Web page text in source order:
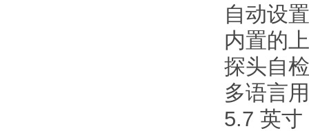
自动设
内置的
探头自检
多语言
5.7 英